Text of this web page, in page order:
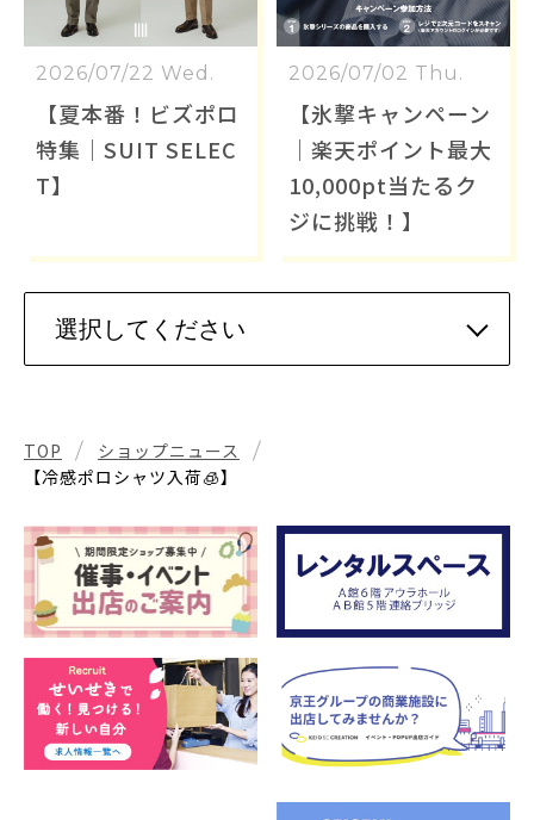
2026/07/22 Wed.
【夏本番！ビズポロ
特集｜SUIT SELEC
T】
2026/07/02 Thu.
【氷撃キャンペーン
｜楽天ポイント最大
10,000pt当たるク
ジに挑戦！】
TOP
ショップニュース
【冷感ポロシャツ入荷🧊】